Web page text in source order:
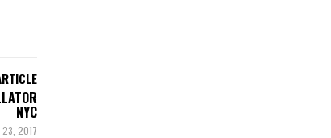
NYC
23, 2017